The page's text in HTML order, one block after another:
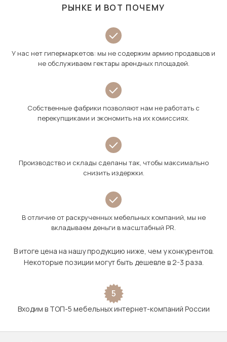
РЫНКЕ И ВОТ ПОЧЕМУ
У нас нет гипермаркетов: мы не содержим армию продавцов и
не обслуживаем гектары арендных площадей.
Собственные фабрики позволяют нам не работать с
перекупщиками и экономить на их комиссиях.
Производство и склады сделаны так, чтобы максимально
снизить издержки.
В отличие от раскрученных мебельных компаний, мы не
вкладываем деньги в масштабный PR.
В итоге цена на нашу продукцию ниже, чем у конкурентов.
Некоторые позиции могут быть дешевле в 2-3 раза.
5
Входим в ТОП-5 мебельных интернет-компаний России